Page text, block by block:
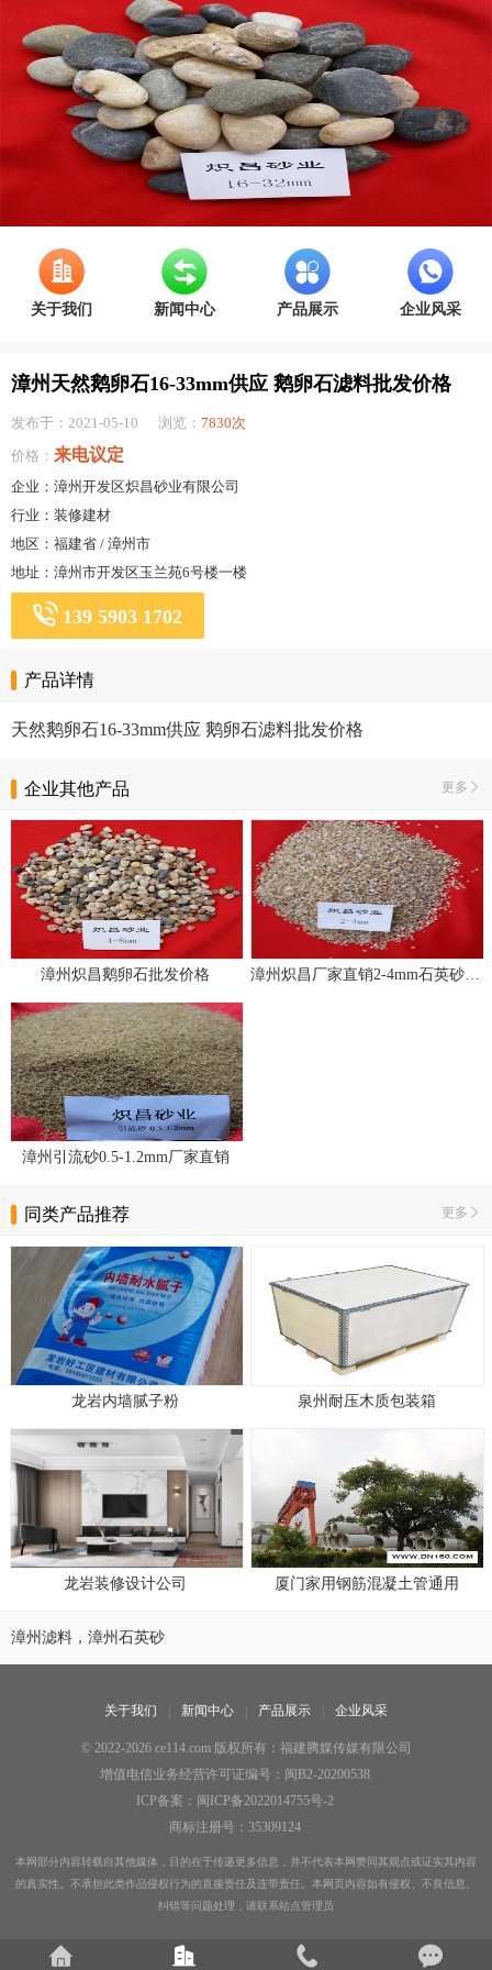
关于我们 新闻中心 产品展示 企业风采
漳州天然鹅卵石16-33mm供应 鹅卵石滤料批发价格
发布于：2021-05-10 浏览： 7830次
价格： 来电议定
企业：漳州开发区炽昌砂业有限公司
行业：装修建材
地区：福建省 / 漳州市
地址：漳州市开发区玉兰苑6号楼一楼
139 5903 1702
产品详情
天然鹅卵石16-33mm供应 鹅卵石滤料批发价格
企业其他产品 更多
漳州炽昌鹅卵石批发价格 漳州炽昌厂家直销2-4mm石英砂滤料砂
漳州引流砂0.5-1.2mm厂家直销
同类产品推荐 更多
龙岩内墙腻子粉 泉州耐压木质包装箱
龙岩装修设计公司 厦门家用钢筋混凝土管通用
漳州滤料，漳州石英砂
关于我们 新闻中心 产品展示 企业风采
© 2022-2026 ce114.com 版权所有：福建腾媒传媒有限公司
增值电信业务经营许可证编号：闽B2-20200538
ICP备案：闽ICP备2022014755号-2
商标注册号：35309124
本网部分内容转载自其他媒体，目的在于传递更多信息，并不代表本网赞同其观点或证实其内容
的真实性。不承担此类作品侵权行为的直接责任及连带责任。本网页内容如有侵权、不良信息、
纠错等问题处理，请联系站点管理员